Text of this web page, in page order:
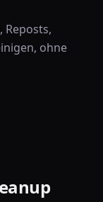
Reposts,
ohne